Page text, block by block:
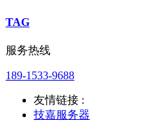
TAG
服务热线
189-1533-9688
友情链接 :
技嘉服务器